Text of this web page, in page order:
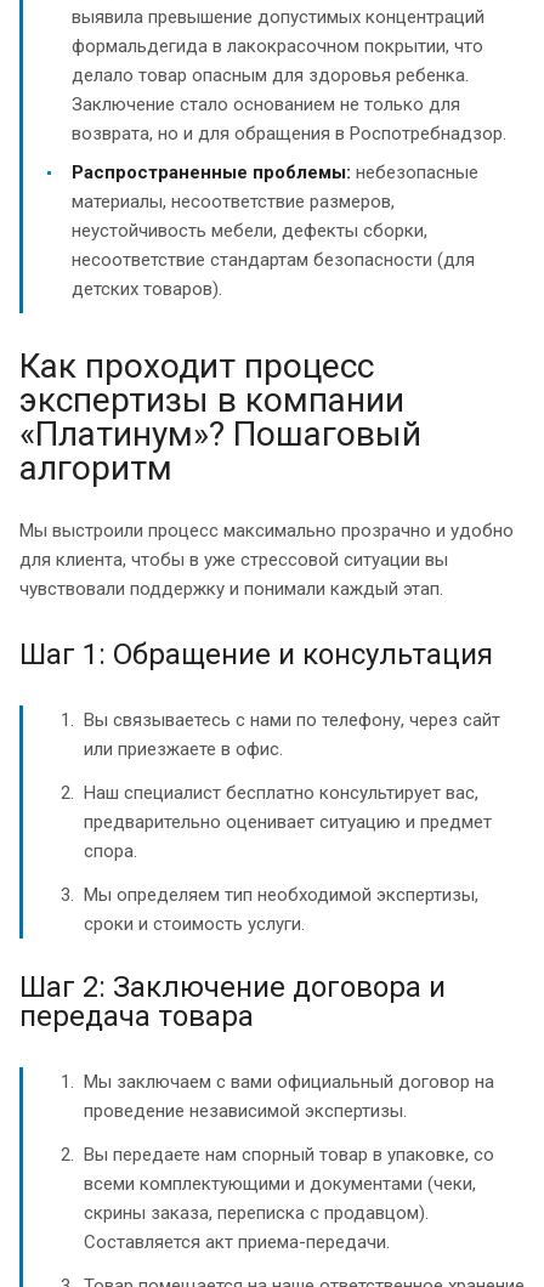
выявила превышение допустимых концентраций
формальдегида в лакокрасочном покрытии, что
делало товар опасным для здоровья ребенка.
Заключение стало основанием не только для
возврата, но и для обращения в Роспотребнадзор.
Распространенные проблемы: небезопасные
материалы, несоответствие размеров,
неустойчивость мебели, дефекты сборки,
несоответствие стандартам безопасности (для
детских товаров).
Как проходит процесс
экспертизы в компании
«Платинум»? Пошаговый
алгоритм
Мы выстроили процесс максимально прозрачно и удобно
для клиента, чтобы в уже стрессовой ситуации вы
чувствовали поддержку и понимали каждый этап.
Шаг 1: Обращение и консультация
Вы связываетесь с нами по телефону, через сайт
или приезжаете в офис.
Наш специалист бесплатно консультирует вас,
предварительно оценивает ситуацию и предмет
спора.
Мы определяем тип необходимой экспертизы,
сроки и стоимость услуги.
Шаг 2: Заключение договора и
передача товара
Мы заключаем с вами официальный договор на
проведение независимой экспертизы.
Вы передаете нам спорный товар в упаковке, со
всеми комплектующими и документами (чеки,
скрины заказа, переписка с продавцом).
Составляется акт приема-передачи.